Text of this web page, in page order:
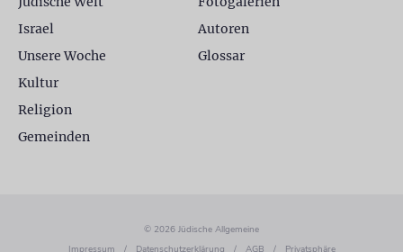
Israel
Unsere Woche
Kultur
Religion
Gemeinden
Autoren
Glossar
© 2026 Jüdische Allgemeine
Impressum
/ Datenschutzerklärung / AGB / Privatsphäre